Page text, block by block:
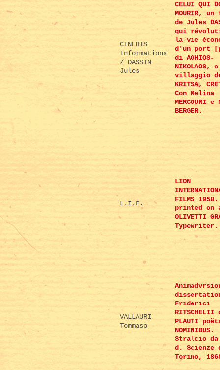
CINEDIS
Informations
/ DASSIN
Jules
CELUI QUI
MOURIR,
de Jules
qui
la vie
d'un port
di AGHIOS-
NIKOLAOS, e
villaggio
KRITSA,
Con Melina
MERCOURI
BERGER.
L.I.F.
LION
FILMS 1958.
printed on
OLIVETTI
Typewriter.
VALLAURI
Tommaso
Friderici
RITSCHELII
PLAUTI
NOMINIBUS.
Stralcio da
d. Scienze
Torino,